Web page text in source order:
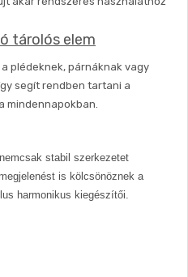
tárolós elem
plédeknek, párnáknak vagy
segít rendben tartani a
mindennapokban.
nemcsak stabil szerkezetet
is kölcsönöznek a
harmonikus kiegészítői.